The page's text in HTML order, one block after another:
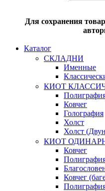
Для сохранения
Каталог
СКЛАДНИ
Именные
КИОТ
Ковчег
Голография
Холст
Холст
КИОТ
Ковчег
Ковчег